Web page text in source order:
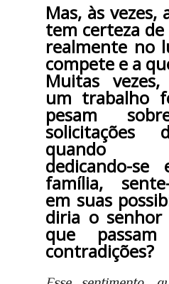
Mas, às
tem certeza
realmente no
compete e a
Muitas
um trabalho
pesam
quando
dedicando-
família,
em suas
diria o senhor
que
contradições?